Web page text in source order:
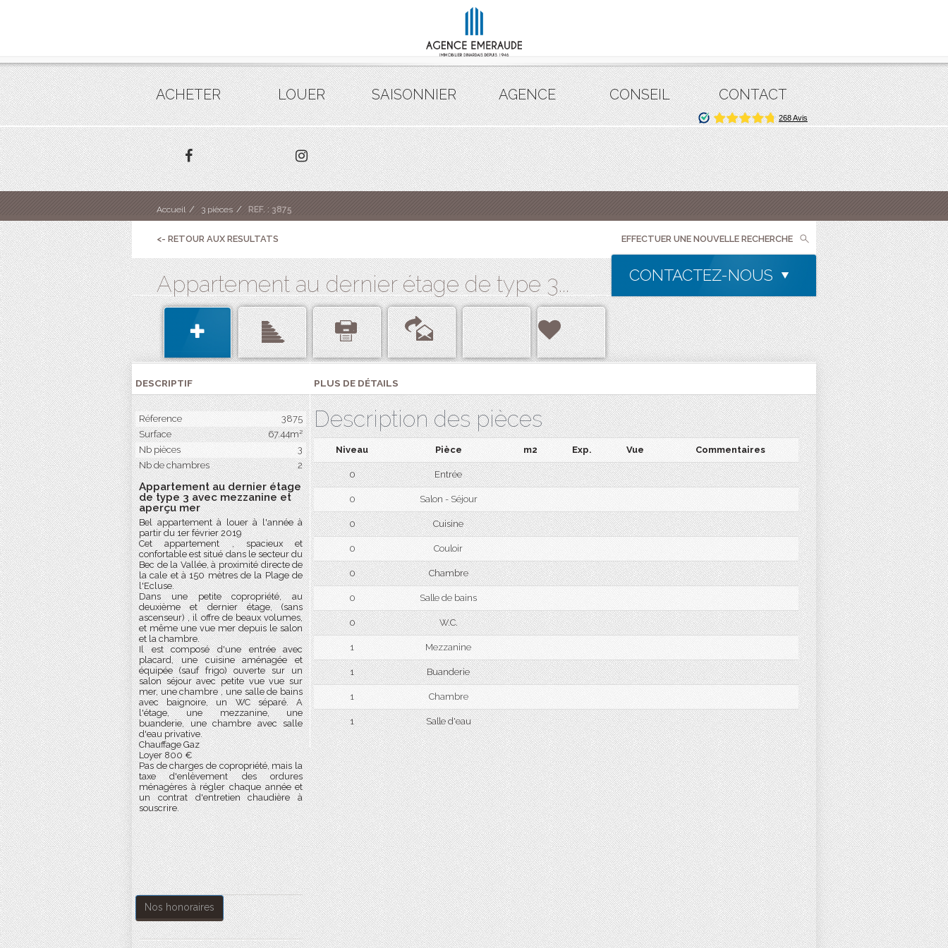
ACHETER LOUER SAISONNIER AGENCE CONSEIL CONTACT
Accueil 3 pièces REF. : 3875
<- RETOUR AUX RESULTATS EFFECTUER UNE NOUVELLE RECHERCHE
Appartement au dernier étage de type 3... CONTACTEZ-NOUS
DESCRIPTIF
Réference
3875
Surface
67.44m²
Nb pièces
3
Nb de chambres
2
Appartement au dernier étage
de type 3 avec mezzanine et
aperçu mer
Bel appartement à louer à l'année à
partir du 1er février 2019
Cet appartement , spacieux et
confortable est situé dans le secteur du
Bec de la Vallée, à proximité directe de
la cale et à 150 mètres de la Plage de
l'Ecluse.
Dans une petite copropriété, au
deuxième et dernier étage, (sans
ascenseur) , il offre de beaux volumes,
et même une vue mer depuis le salon
et la chambre.
Il est composé d'une entrée avec
placard, une cuisine aménagée et
équipée (sauf frigo) ouverte sur un
salon séjour avec petite vue vue sur
mer, une chambre , une salle de bains
avec baignoire, un WC séparé. A
l'étage, une mezzanine, une
buanderie, une chambre avec salle
d'eau privative.
Chauffage Gaz
Loyer 800 €
Pas de charges de copropriété, mais la
taxe d'enlèvement des ordures
ménagères à régler chaque année et
un contrat d'entretien chaudière à
souscrire.
Nos honoraires
PLUS DE DÉTAILS
Description des pièces
Niveau Pièce m2 Exp. Vue Commentaires
0 Entrée
0 Salon - Séjour
0 Cuisine
0 Couloir
0 Chambre
0 Salle de bains
0 W.C.
1 Mezzanine
1 Buanderie
1 Chambre
1 Salle d'eau